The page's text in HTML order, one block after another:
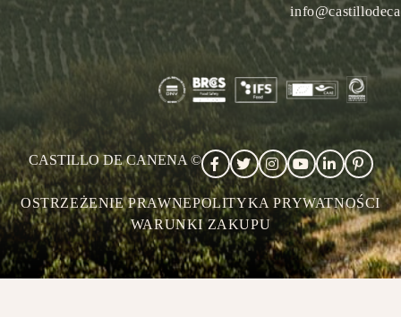
CASTILLO DE CANENA ©
OSTRZEŻENIE PRAWNEPOLITYKA PRYWATNOŚCI
WARUNKI ZAKUPU